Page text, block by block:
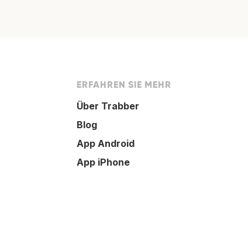
ERFAHREN SIE MEHR
Über Trabber
Blog
App Android
App iPhone